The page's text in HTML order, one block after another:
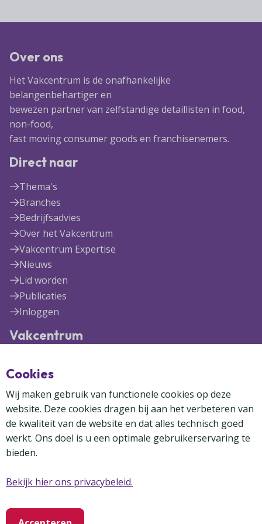
Over ons
Het Vakcentrum is de onafhankelijke
belangenbehartiger en
bewezen partner van zelfstandige detaillisten in food,
non-food,
fast moving consumer goods en franchisenemers.
Direct naar
Thema's
Branches
Bedrijfsadvies
Over het Vakcentrum
Vakcentrum Expertise
Nieuws
Lid worden
Publicaties
Inloggen
Vakcentrum
3447 GR Woerden
(0348) 41 97 71
info@vakcentrum.nl
Copyright Vakcentrum 2024-2026
PrivacybeleidDisclaimer
Cookies
Wij maken gebruik van functionele cookies op deze
website. Deze cookies dragen bij aan het verbeteren van
de kwaliteit van de website en dat alles technisch goed
werkt. Ons doel is u een optimale gebruikerservaring te
bieden.
Bekijk hier ons privacybeleid.